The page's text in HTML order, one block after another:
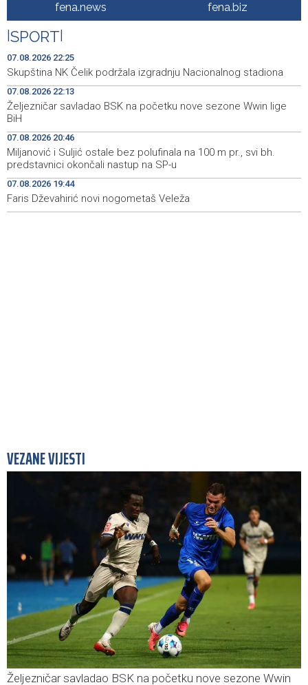
Galerija ULUPUBiH otvara novu izlagačku sezonu,
predstavlja novi izlagački program
19:44 Faris Dževahirić novi nogometaš Veleža
19:21 Announcement of events for Saturday, 8 August 2026
19:10
Rudari Milanovića ubijedili da ode kući, Memčić se već
ponovo vratio u jamu 'Raspotočje'
19:03
Sarajevo Film Festival presents Kinoscope and
Kinoscope Surreal programs
19:00 Najave događaja za 8. 8. 2026. godine (subota)
fena.news fena.biz
SPORT
07.08.2026 22:25
Skupština NK Čelik podržala izgradnju Nacionalnog stadiona
07.08.2026 22:13
Željezničar savladao BSK na početku nove sezone Wwin lige
BiH
07.08.2026 20:46
Miljanović i Suljić ostale bez polufinala na 100 m pr., svi bh.
predstavnici okončali nastup na SP-u
07.08.2026 19:44
Faris Dževahirić novi nogometaš Veleža
VEZANE VIJESTI
Željezničar savladao BSK na početku nove sezone Wwin